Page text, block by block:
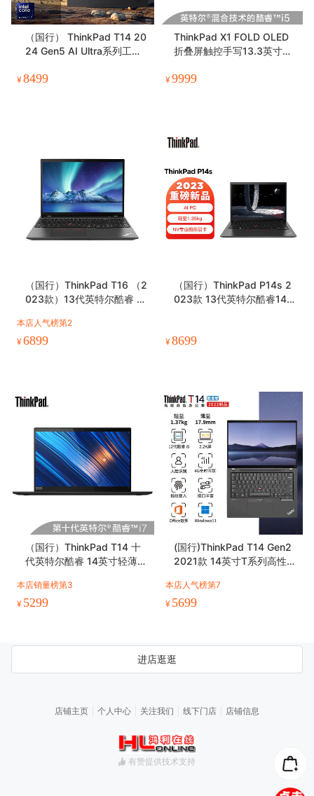
（国行） ThinkPad T14 20
24 Gen5 AI Ultra系列工程
笔记本
¥8499
ThinkPad X1 FOLD OLED
折叠屏触控手写13.3英寸轻
¥9999
（国行）ThinkPad T16 （2
023款）13代英特尔酷睿 16
本店人气榜第2
¥6899
（国行）ThinkPad P14s 2
023款 13代英特尔酷睿14英
¥8699
（国行）ThinkPad T14 十
代英特尔酷睿 14英寸轻薄笔
本店销量榜第3
¥ 5299
(国行)ThinkPad T14 Gen2
2021款 14英寸T系列高性能
本店人气榜第7
¥ 5699
进店逛逛
店铺主页 个人中心 关注我们 线下门店 店铺信息
有赞提供技术支持